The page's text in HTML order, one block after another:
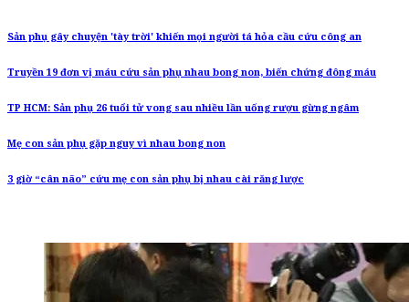
Sản phụ gây chuyện 'tày trời' khiến mọi người tá hỏa cầu cứu công an
Truyền 19 đơn vị máu cứu sản phụ nhau bong non, biến chứng đông máu
TP HCM: Sản phụ 26 tuổi tử vong sau nhiều lần uống rượu gừng ngâm
Mẹ con sản phụ gặp nguy vì nhau bong non
3 giờ “cân não” cứu mẹ con sản phụ bị nhau cài răng lược